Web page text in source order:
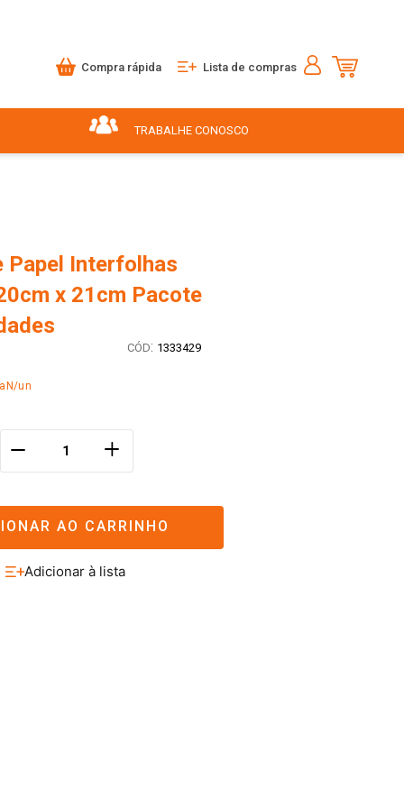
Compra rápida Lista de compras
TRABALHE CONOSCO
Papel Interfolhas
x 21cm Pacote
: 1333429
un
＋
AO CARRINHO